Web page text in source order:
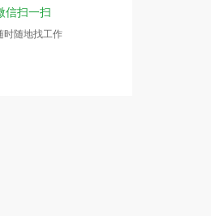
信扫一扫
时随地找工作